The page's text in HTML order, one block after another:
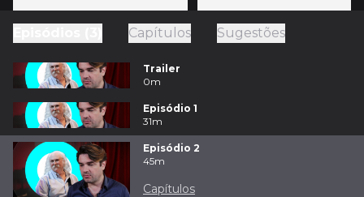
Capítulos Sugestões
Trailer
0m
Episódio 1
31m
Episódio 2
45m
Capítulos